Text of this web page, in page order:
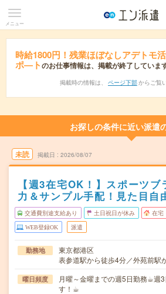
メニュー
時給1800円！残業ほぼなしアデトモ
ポ―トのお仕事情報は、掲載が終了していま
掲載時の情報は、 ページ下部 からご覧
お探しの条件に近い派遣
未読 掲載日 2026/08/07
【週3在宅OK！】スポーツ
力＆サンプル手配！見た目自
交通費別途支給あり 土日祝日が休み 在宅
WEB登録OK 派遣
勤務地
東京都港区
表参道駅から徒歩4分／外苑前駅
曜日頻度
月曜～金曜までの週5日勤務☕︎週
す！☕︎